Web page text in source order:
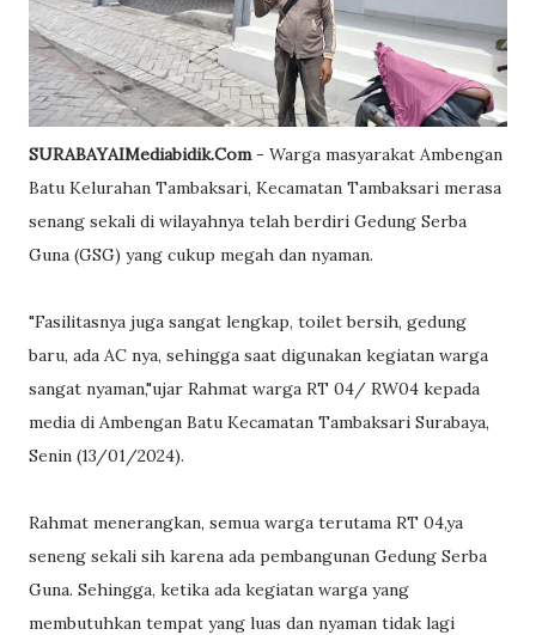
SURABAYAIMediabidik.Com- Warga masyarakat Ambengan
Batu Kelurahan Tambaksari, Kecamatan Tambaksari merasa
senang sekali di wilayahnya telah berdiri Gedung Serba
Guna (GSG) yang cukup megah dan nyaman.
"Fasilitasnya juga sangat lengkap, toilet bersih, gedung
baru, ada AC nya, sehingga saat digunakan kegiatan warga
sangat nyaman,"ujar Rahmat warga RT 04/ RW04 kepada
media di Ambengan Batu Kecamatan Tambaksari Surabaya,
Senin (13/01/2024).
Rahmat menerangkan, semua warga terutama RT 04,ya
seneng sekali sih karena ada pembangunan Gedung Serba
Guna. Sehingga, ketika ada kegiatan warga yang
membutuhkan tempat yang luas dan nyaman tidak lagi